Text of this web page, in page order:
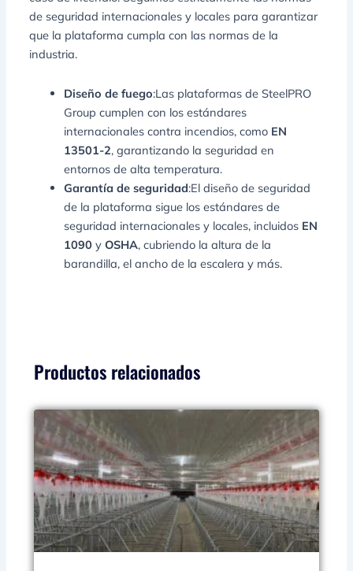
de seguridad internacionales y locales para garantizar
que la plataforma cumpla con las normas de la
industria.
Diseño de fuego:Las plataformas de SteelPRO
Group cumplen con los estándares
internacionales contra incendios, como EN
13501-2, garantizando la seguridad en
entornos de alta temperatura.
Garantía de seguridad:El diseño de seguridad
de la plataforma sigue los estándares de
seguridad internacionales y locales, incluidos EN
1090 yOSHA, cubriendo la altura de la
barandilla, el ancho de la escalera y más.
Productos relacionados